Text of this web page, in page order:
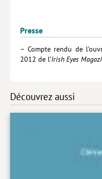
Presse
– Compte rendu de
2012 de l’Irish Eyes
Découvrez aussi